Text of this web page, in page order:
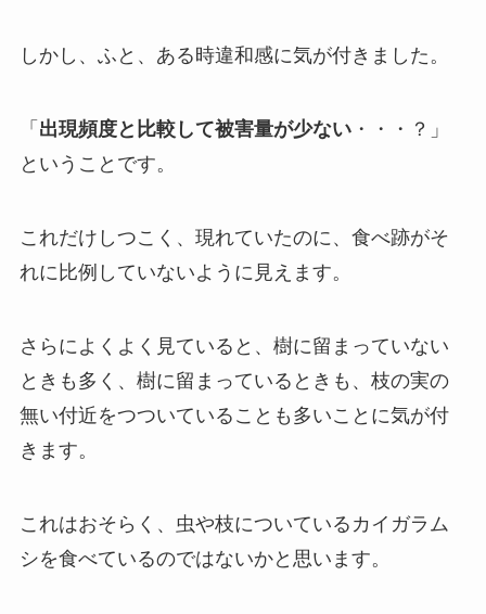
しかし、ふと、ある時違和感に気が付きました。
「 出現頻度と比較して被害量が少ない・・・？」
ということです。
これだけしつこく、現れていたのに、食べ跡がそ
れに比例していないように見えます。
さらによくよく見ていると、樹に留まっていない
ときも多く、樹に留まっているときも、枝の実の
無い付近をつついていることも多いことに気が付
きます。
これはおそらく、虫や枝についているカイガラム
シを食べているのではないかと思います。